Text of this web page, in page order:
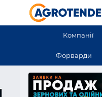
Компанії
Форварди